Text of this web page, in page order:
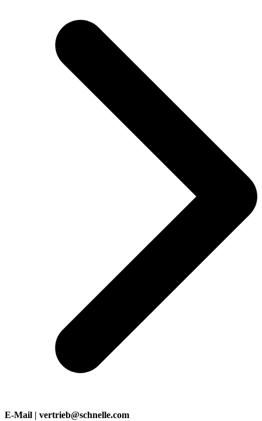
E-Mail | vertrieb@schnelle.com